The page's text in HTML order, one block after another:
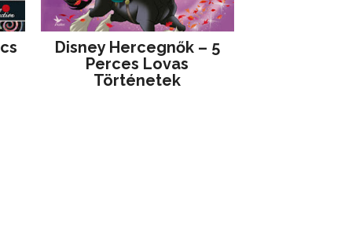
Disney ​Hercegnők – 5
Perces Lovas
Történetek